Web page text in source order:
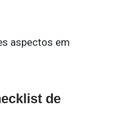
aspectos em
de